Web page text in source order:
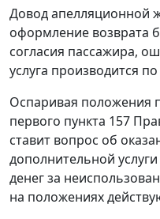
Довод апелляционной
оформление возврата
согласия пассажира,
услуга производится
Оспаривая положения
первого пункта 157
ставит вопрос об
дополнительной
денег за
на положениях